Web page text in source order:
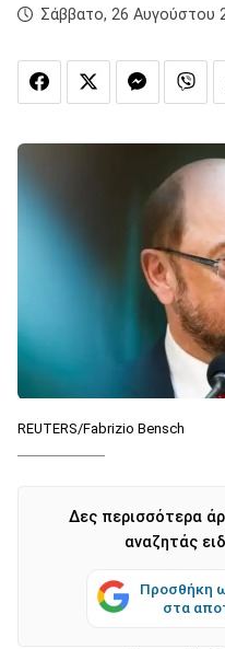
Σάββατο, 26 Αυγούστου
REUTERS/Fabrizio Bensch
Δες περισσότερα
αναζητάς
Προσθήκη
στα